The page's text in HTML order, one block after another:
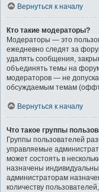
Вернуться к началу
Кто такие модераторы?
Модераторы — это
ежедневно следят за
удалять сообщения,
объединять темы на
модераторов — не
обсуждаемым темам
Вернуться к началу
Что такое группы
Группы пользователей
управляемые
может состоять в
назначены
администраторам
количеству